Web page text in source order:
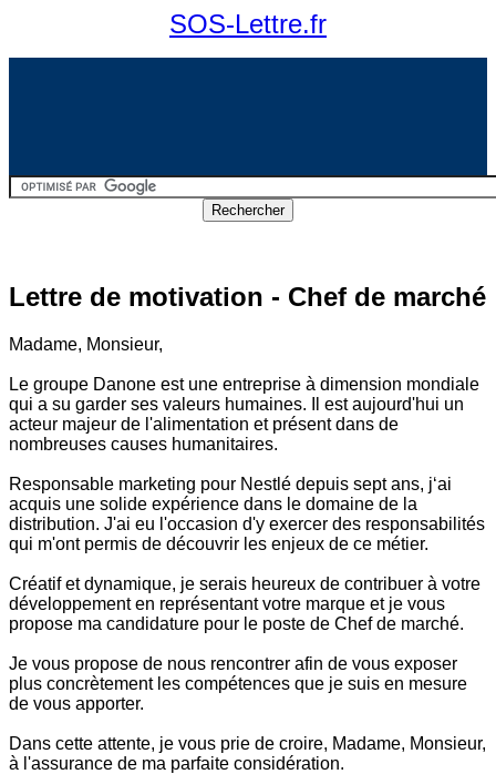
SOS-Lettre.fr
Lettre de motivation - Chef de marché
Madame, Monsieur,
Le groupe Danone est une entreprise à dimension mondiale
qui a su garder ses valeurs humaines. Il est aujourd'hui un
acteur majeur de l'alimentation et présent dans de
nombreuses causes humanitaires.
Responsable marketing pour Nestlé depuis sept ans, j‘ai
acquis une solide expérience dans le domaine de la
distribution. J'ai eu l'occasion d'y exercer des responsabilités
qui m'ont permis de découvrir les enjeux de ce métier.
Créatif et dynamique, je serais heureux de contribuer à votre
développement en représentant votre marque et je vous
propose ma candidature pour le poste de Chef de marché.
Je vous propose de nous rencontrer afin de vous exposer
plus concrètement les compétences que je suis en mesure
de vous apporter.
Dans cette attente, je vous prie de croire, Madame, Monsieur,
à l'assurance de ma parfaite considération.